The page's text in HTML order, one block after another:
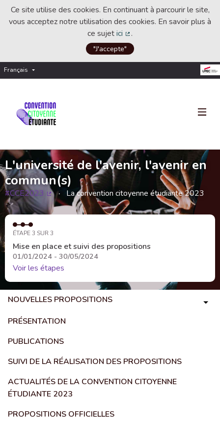
Ce site utilise des cookies. En continuant à parcourir le site,
vous acceptez notre utilisation des cookies. En savoir plus à
ce sujetici
(Lien externe)
.
"J'accepte"
Français Choisir la langue
L'université de l'avenir, l'avenir en
commun(s)
#CCE2023
(Lien externe)
La convention citoyenne étudiante 2023
ÉTAPE 3 SUR 3
Mise en place et suivi des propositions
01/01/2024 - 30/05/2024
Voir les étapes
NOUVELLES PROPOSITIONS
PRÉSENTATION
PUBLICATIONS
SUIVI DE LA RÉALISATION DES PROPOSITIONS
ACTUALITÉS DE LA CONVENTION CITOYENNE
ÉTUDIANTE 2023
PROPOSITIONS OFFICIELLES